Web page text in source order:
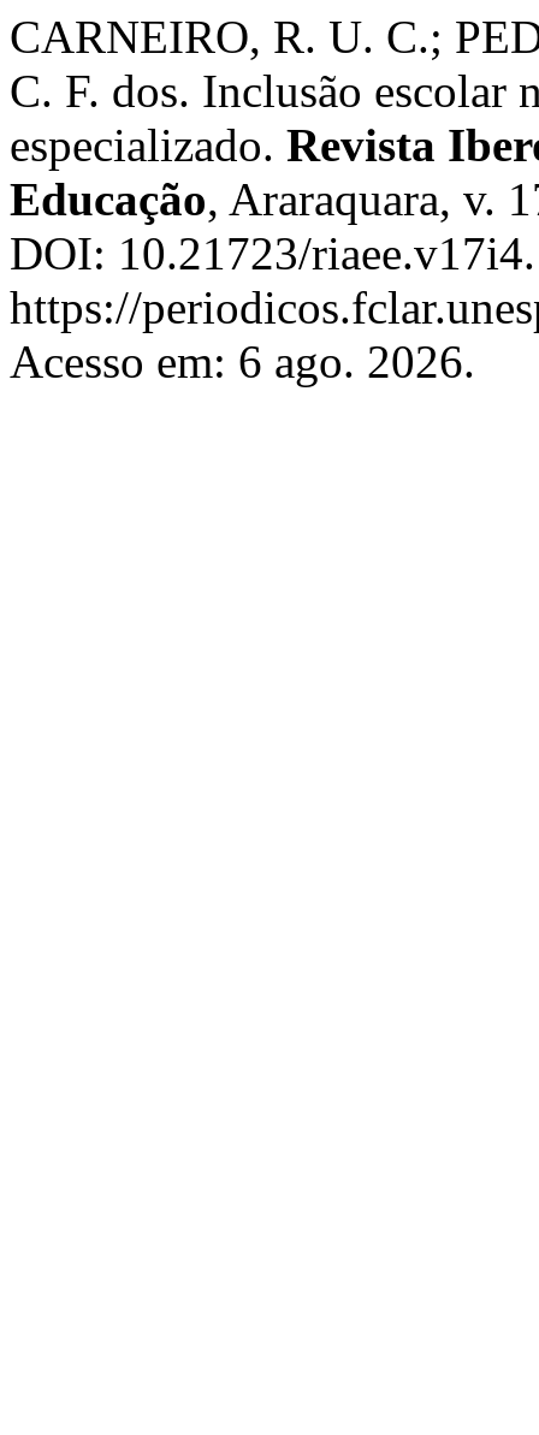
CARNEIRO, R. U. C.;
C. F. dos. Inclusão escolar
especializado. Revista
Educação, Araraquara, v.
DOI: 10.21723/
https://
Acesso em: 6 ago. 2026.